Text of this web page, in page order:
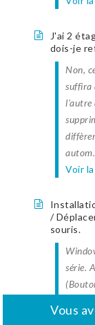
J'ai 2
dois-je
Non,
suffira
l'autre
Voir
/
souris.
série.
Autre
Vous